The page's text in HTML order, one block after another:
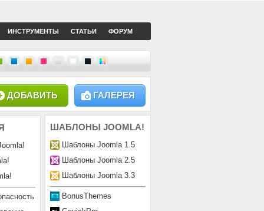
ИНСТРУМЕНТЫ СТАТЬИ ФОРУМ
ГАЛЕРЕЯ
ДОБАВИТЬ
ШАБЛОНЫ JOOMLA!
Шаблоны Joomla 1.5
Шаблоны Joomla 2.5
Шаблоны Joomla 3.3
BonusThemes